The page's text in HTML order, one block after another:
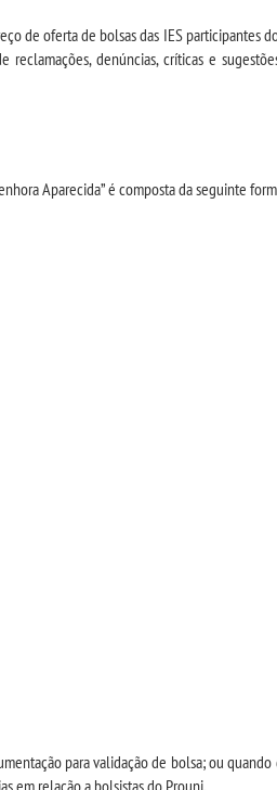
de oferta de bolsas das IES participantes
denúncias, críticas e
Aparecida” é composta da seguinte
para validação de bolsa; ou
em relação a bolsistas do Prouni.